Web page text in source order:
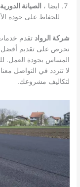
ايضا ، الصيانة الدورية
للحفاظ على جودة
شركة الرواد تقدم
نحرص على تقديم أفضل
المساس بجودة
لا تتردد في التواصل
لتكاليف مشروعك.